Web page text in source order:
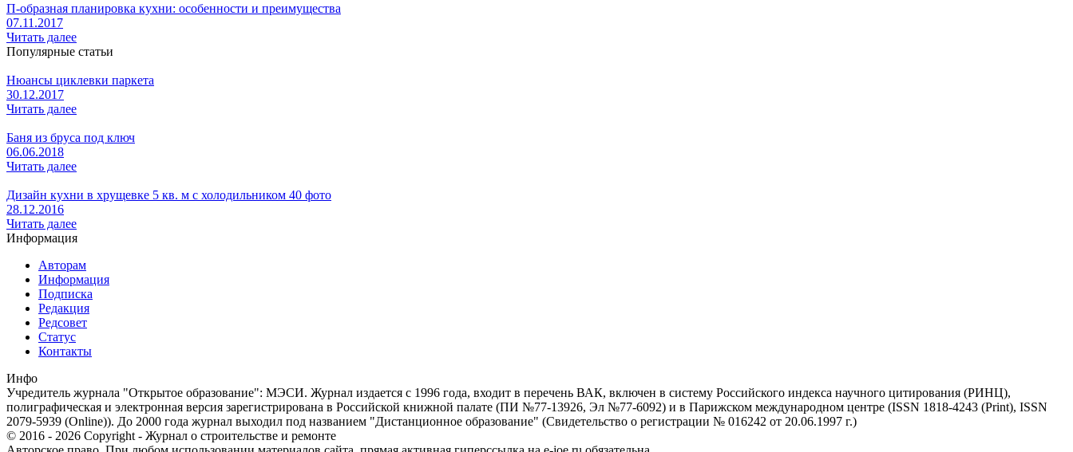
П-образная планировка кухни: особенности и преимущества
07.11.2017
Читать далее
Популярные статьи
Нюансы циклевки паркета
30.12.2017
Читать далее
Баня из бруса под ключ
06.06.2018
Читать далее
Дизайн кухни в хрущевке 5 кв. м с холодильником 40 фото
28.12.2016
Читать далее
Информация
Авторам
Информация
Подписка
Редакция
Редсовет
Статус
Контакты
Инфо
Учредитель журнала "Открытое образование": МЭСИ. Журнал издается с 1996 года, входит в перечень ВАК, включен в систему Российского индекса научного цитирования (РИНЦ),
полиграфическая и электронная версия зарегистрирована в Российской книжной палате (ПИ №77-13926, Эл №77-6092) и в Парижском международном центре (ISSN 1818-4243 (Print), ISSN
2079-5939 (Online)). До 2000 года журнал выходил под названием "Дистанционное образование" (Свидетельство о регистрации № 016242 от 20.06.1997 г.)
© 2016 - 2026 Copyright - Журнал о строительстве и ремонте